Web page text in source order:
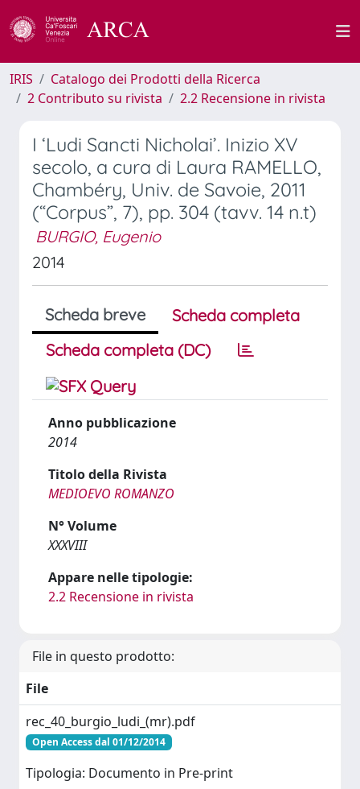
IRIS
Catalogo dei Prodotti della Ricerca
2 Contributo su rivista
2.2 Recensione in rivista
I ‘Ludi Sancti Nicholai’. Inizio XV
secolo, a cura di Laura RAMELLO,
Chambéry, Univ. de Savoie, 2011
(“Corpus”, 7), pp. 304 (tavv. 14 n.t)
BURGIO, Eugenio
2014
Scheda breve
Scheda completa
Scheda completa (DC)
Anno pubblicazione
2014
Titolo della Rivista
MEDIOEVO ROMANZO
N° Volume
XXXVIII
Appare nelle tipologie:
2.2 Recensione in rivista
File in questo prodotto:
File
rec_40_burgio_ludi_(mr).pdf
Open Access dal 01/12/2014
Tipologia: Documento in Pre-print